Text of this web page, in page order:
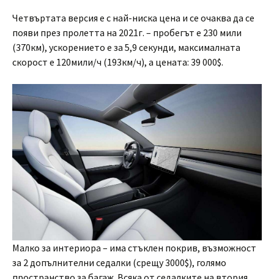
Четвъртата версия е с най-ниска цена и се очаква да се
появи през пролетта на 2021г. – пробегът е 230 мили
(370км), ускорението е за 5,9 секунди, максималната
скорост е 120мили/ч (193км/ч), а цената: 39 000$.
Малко за интериора – има стъклен покрив, възможност
за 2 допълнителни седалки (срещу 3000$), голямо